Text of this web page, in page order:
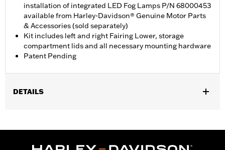
installation of integrated LED Fog Lamps P/N 68000453
available from Harley-Davidson® Genuine Motor Parts
& Accessories (sold separately)
Kit includes left and right Fairing Lower, storage
compartment lids and all necessary mounting hardware
Patent Pending
DETAILS
erfordern Motorschutzbügel P/N 49000284 oder P/N